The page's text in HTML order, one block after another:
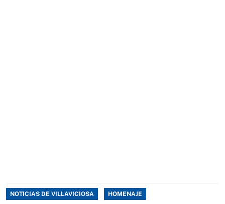
NOTICIAS DE VILLAVICIOSA HOMENAJE